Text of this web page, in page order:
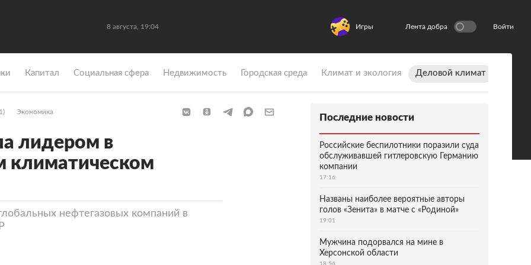
8 августа, 19:04 Игры Лента добра Войти
Капитал Социальная сфера Недвижимость Городская среда Климат и экология Деловой климат
Экономика
лидером в
климатическом
нефтегазовых компаний в
Последние новости
Российские беспилотники поразили суда
обслуживавшей гитлеровскую Германию
компании
17:16
Названы наиболее вероятные авторы
голов «Зенита» в матче с «Родиной»
19:01
Мужчина подорвался на мине в
Херсонской области
18:56